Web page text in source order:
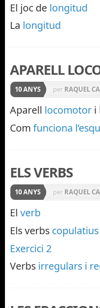
El joc de longitud
La longitud
APARELL
10 ANYS per RAQUEL
Aparell locomotor i
Com funciona
ELS VERBS
10 ANYS per RAQUEL
El verb
Els verbs
Exercici 2
Verbs irregulars i